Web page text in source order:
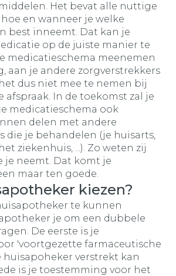
Het bevat alle nuttige
en wanneer je welke
best inneemt. Dat kan je
op de juiste manier te
medicatieschema meenemen
aan je andere zorgverstrekkers
dus niet mee te nemen bij
afspraak. In de toekomst zal je
medicatieschema ook
delen met andere
die je behandelen (je huisarts,
ziekenhuis, ...). Zo weten zij
je neemt. Dat komt je
maar ten goede.
kiezen?
te kunnen
je om een dubbele
De eerste is je
'voortgezette farmaceutische
huisapoheker verstrekt kan
is je toestemming voor het